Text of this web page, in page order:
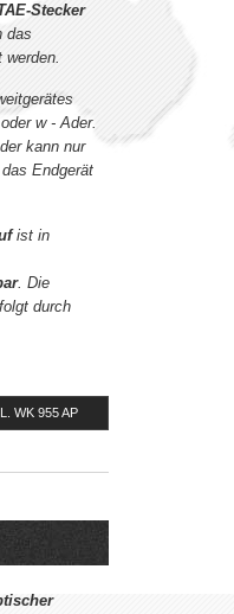
Stecker
das
werden.
w - Ader.
kann nur
Endgerät
ist in
. Die
durch
WK 955 AP